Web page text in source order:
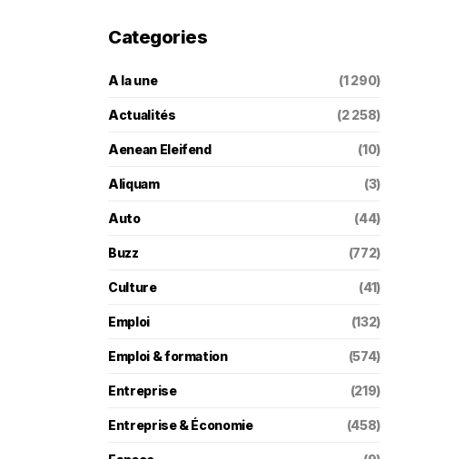
Categories
A la une (1 290)
Actualités (2 258)
Aenean Eleifend (10)
Aliquam (3)
Auto (44)
Buzz (772)
Culture (41)
Emploi (132)
Emploi & formation (574)
Entreprise (219)
Entreprise & Économie (458)